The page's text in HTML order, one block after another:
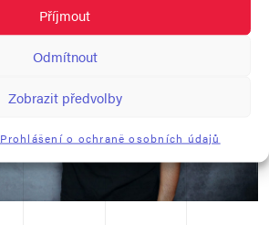
Příjmout
Odmítnout
Zobrazit předvolby
Prohlášení o ochraně osobních údajů